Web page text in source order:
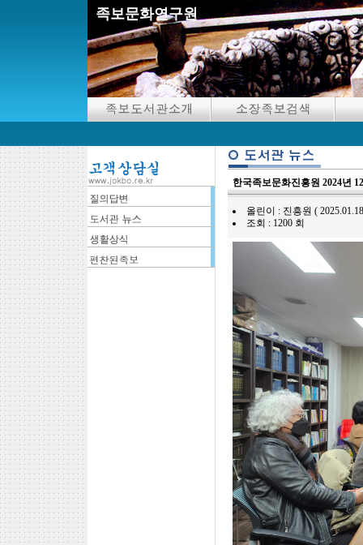
족보문화연구원
한국족보문화진흥원 2024년
올린이 : 진흥원 (
조회 : 1200 회